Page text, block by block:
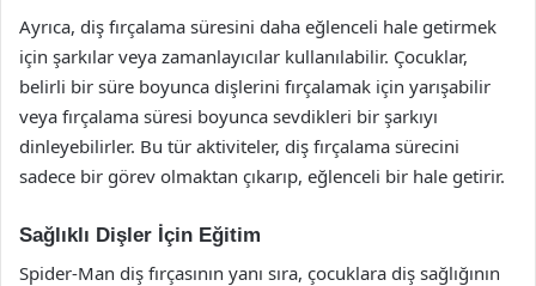
Ayrıca, diş fırçalama süresini daha eğlenceli hale getirmek
için şarkılar veya zamanlayıcılar kullanılabilir. Çocuklar,
belirli bir süre boyunca dişlerini fırçalamak için yarışabilir
veya fırçalama süresi boyunca sevdikleri bir şarkıyı
dinleyebilirler. Bu tür aktiviteler, diş fırçalama sürecini
sadece bir görev olmaktan çıkarıp, eğlenceli bir hale getirir.
Sağlıklı Dişler İçin Eğitim
Spider-Man diş fırçasının yanı sıra, çocuklara diş sağlığının